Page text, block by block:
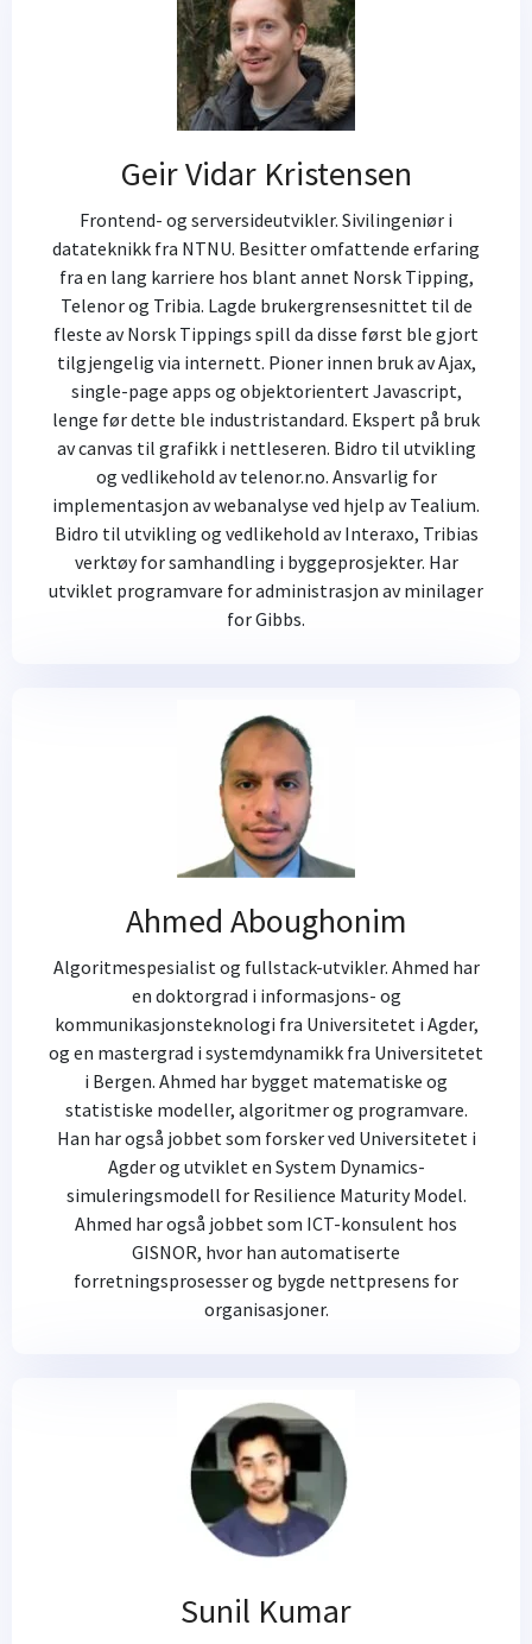
Geir Vidar Kristensen
Frontend- og serversideutvikler. Sivilingeniør i
datateknikk fra NTNU. Besitter omfattende erfaring
fra en lang karriere hos blant annet Norsk Tipping,
Telenor og Tribia. Lagde brukergrensesnittet til de
fleste av Norsk Tippings spill da disse først ble gjort
tilgjengelig via internett. Pioner innen bruk av Ajax,
single-page apps og objektorientert Javascript,
lenge før dette ble industristandard. Ekspert på bruk
av canvas til grafikk i nettleseren. Bidro til utvikling
og vedlikehold av telenor.no. Ansvarlig for
implementasjon av webanalyse ved hjelp av Tealium.
Bidro til utvikling og vedlikehold av Interaxo, Tribias
verktøy for samhandling i byggeprosjekter. Har
utviklet programvare for administrasjon av minilager
for Gibbs.
Ahmed Aboughonim
Algoritmespesialist og fullstack-utvikler. Ahmed har
en doktorgrad i informasjons- og
kommunikasjonsteknologi fra Universitetet i Agder,
og en mastergrad i systemdynamikk fra Universitetet
i Bergen. Ahmed har bygget matematiske og
statistiske modeller, algoritmer og programvare.
Han har også jobbet som forsker ved Universitetet i
Agder og utviklet en System Dynamics-
simuleringsmodell for Resilience Maturity Model.
Ahmed har også jobbet som ICT-konsulent hos
GISNOR, hvor han automatiserte
forretningsprosesser og bygde nettpresens for
organisasjoner.
Sunil Kumar